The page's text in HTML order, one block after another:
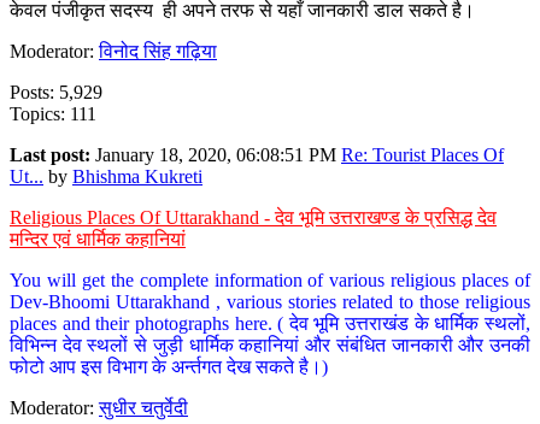
केवल पंजीकृत सदस्य ही अपने तरफ से यहाँ जानकारी डाल सकते है।
Moderator:विनोद सिंह गढ़िया
Posts: 5,929
Topics: 111
Last post: January 18, 2020, 06:08:51 PM Re: Tourist Places Of
Ut... by Bhishma Kukreti
Religious Places Of Uttarakhand - देव भूमि उत्तराखण्ड के प्रसिद्ध देव
मन्दिर एवं धार्मिक कहानियां
You will get the complete information of various religious places of
Dev-Bhoomi Uttarakhand , various stories related to those religious
places and their photographs here. ( देव भूमि उत्तराखंड के धार्मिक स्थलों,
विभिन्न देव स्थलों से जुड़ी धार्मिक कहानियां और संबंधित जानकारी और उनकी
फोटो आप इस विभाग के अर्न्तगत देख सकते है।)
Moderator:सुधीर चतुर्वेदी